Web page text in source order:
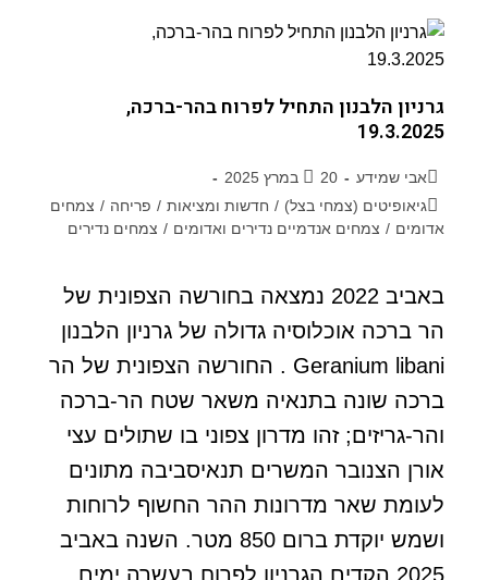
גרניון הלבנון התחיל לפרוח בהר-ברכה,
19.3.2025
אבי שמידע
20 במרץ 2025
גיאופיטים (צמחי בצל) / חדשות ומציאות / פריחה / צמחים
אדומים / צמחים אנדמיים נדירים ואדומים / צמחים נדירים
באביב 2022 נמצאה בחורשה הצפונית של
הר ברכה אוכלוסיה גדולה של גרניון הלבנון
Geranium libani . החורשה הצפונית של הר
ברכה שונה בתנאיה משאר שטח הר-ברכה
והר-גריזים; זהו מדרון צפוני בו שתולים עצי
אורן הצנובר המשרים תנאיסביבה מתונים
לעומת שאר מדרונות ההר החשוף לרוחות
ושמש יוקדת ברום 850 מטר. השנה באביב
2025 הקדים הגרניון לפרוח בעשרה ימים